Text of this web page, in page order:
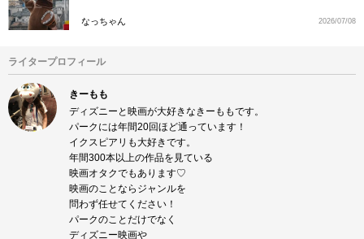
なっちゃん 2026/07/08
ライタープロフィール
きーもも
ディズニーと映画が大好きなきーももです。
パークには年間20回ほど通っています！
イクスピアリも大好きです。
年間300本以上の作品を見ている
映画オタクでもあります♡
映画のことならジャンルを
問わず任せてください！
パークのことだけでなく
ディズニー映画や